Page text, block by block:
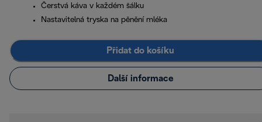
Čerstvá káva v každém šálku
Nastavitelná tryska na pěnění mléka
Přidat do košíku
Další informace